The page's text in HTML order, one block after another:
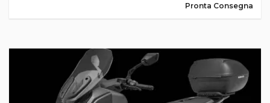
Pronta Consegna